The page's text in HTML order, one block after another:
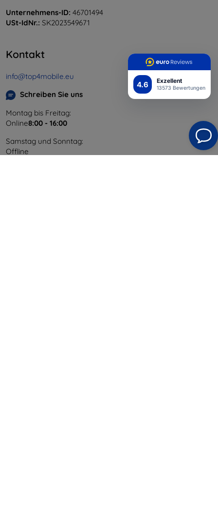
4.6 Exzellent
13573 Bewertungen
Unternehmens-ID: 46701494
USt-IdNr.: SK2023549671
Kontakt
info@top4mobile.eu
Schreiben Sie uns
Montag bis Freitag:
Online8:00 - 16:00
Samstag und Sonntag:
Offline